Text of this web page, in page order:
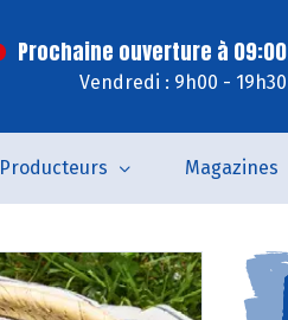
Prochaine ouverture à 09:00
Vendredi : 9h00 - 19h30
Producteurs Magazines